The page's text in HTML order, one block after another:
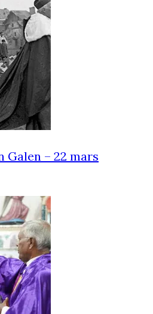
Galen – 22 mars